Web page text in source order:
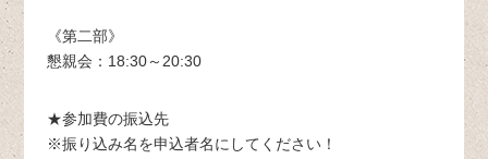
《第二部》
懇親会：18:30～20:30
★参加費の振込先
※振り込み名を申込者名にしてください！